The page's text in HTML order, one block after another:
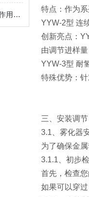
浅析原子吸收雾化器喷嘴的作用与应用
特点：作为
YYW-2型 连
创新亮点：
由调节进样
YYW-3型 耐
特殊优势：
三、安装调
3.1、雾化器
为了确保金
3.1.1、初步
首先，检查
如果可以穿